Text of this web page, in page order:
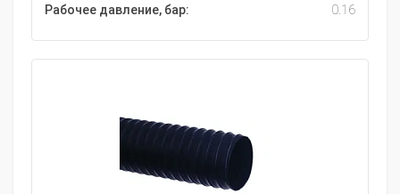
Рабочее давление, бар: 0.16